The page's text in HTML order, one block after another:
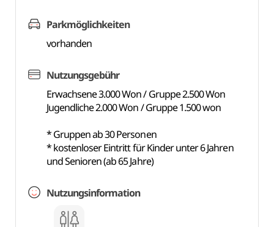
Parkmöglichkeiten
vorhanden
Nutzungsgebühr
Erwachsene 3.000 Won / Gruppe 2.500 Won
Jugendliche 2.000 Won / Gruppe 1.500 won
* Gruppen ab 30 Personen
* kostenloser Eintritt für Kinder unter 6 Jahren
und Senioren (ab 65 Jahre)
Nutzungsinformation